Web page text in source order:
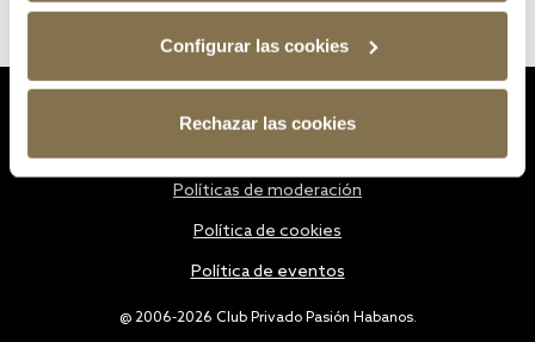
Configurar las cookies
Rechazar las cookies
@ 2006-2026 Club Privado Pasión Habanos.
Políticas de moderación
Política de cookies
Política de eventos